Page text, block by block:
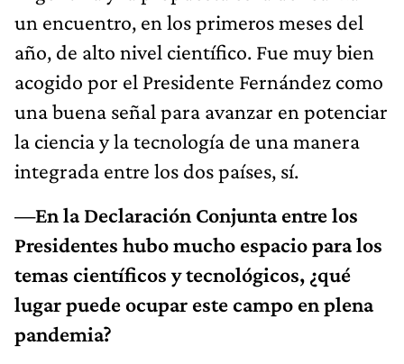
un encuentro, en los primeros meses del
año, de alto nivel científico. Fue muy bien
acogido por el Presidente Fernández como
una buena señal para avanzar en potenciar
la ciencia y la tecnología de una manera
integrada entre los dos países, sí.
—En la Declaración Conjunta entre los
Presidentes hubo mucho espacio para los
temas científicos y tecnológicos, ¿qué
lugar puede ocupar este campo en plena
pandemia?